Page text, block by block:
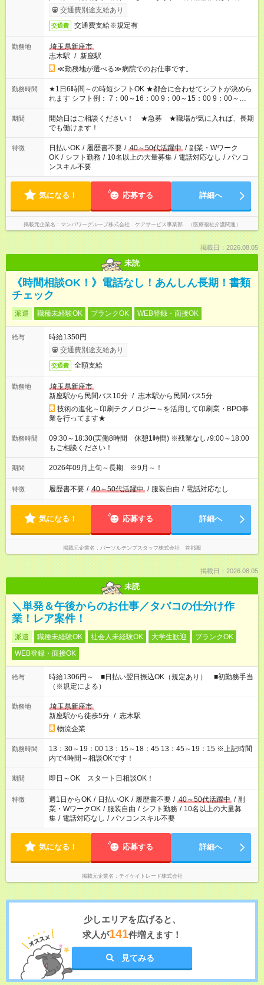
了次第のお支払いとなります。
交通費別途支給あり
交通費 交通費支給※規定有
勤務地
埼玉県新座市
志木駅 / 新座駅
≪勤務地が選べる≫病院でのお仕事です。
勤務時間
★1日6時間～の時短シフトOK ★都合に合わせてシフトが決めら
れます シフト例： 7：00～16：00 9：00～15：00 9：00～
18：00 11：00～20：00 など ※Wワークの場合、他のお仕事と
合わせ週40時間超の就業はご案内できません ※法令に基づき、
週20時間以上勤務は社会保険への加入対象となります ※労働者
派遣法（日雇い派遣の原則禁止）により、短時間・短期間の就
業はご案内が難しい場合があります
期間
開始日はご相談ください！ ★急募 ★職場が気に入れば、長期
でも働けます！
特徴 日払いOK / 履歴書不要 / 40～50代活躍中 / 副業・Wワーク
OK / シフト勤務 / 10名以上の大量募集 / 電話対応なし / パソコ
ンスキル不要
気になる！ 応募する 詳細へ
掲載元企業名 マンパワーグループ株式会社 ケアサービス事業部 （医療福祉介護関連）
掲載日：2026.08.05
未読
《時間相談OK！》電話なし！あんしん長期！書類
チェック
派遣 職種未経験OK ブランクOK WEB登録・面接OK
給与
時給1350円
交通費別途支給あり
交通費 全額支給
勤務地
埼玉県新座市
新座駅から民間バス10分 / 志木駅から民間バス5分
技術の進化～印刷テクノロジー～を活用して印刷業・BPO事
業を行ってます★
勤務時間
09:30～18:30(実働8時間 休憩1時間) ※残業なし♪9:00～18:00
もご相談ください！
期間 2026年09月上旬～長期 ※9月～！
特徴 履歴書不要 / 40～50代活躍中 / 服装自由 / 電話対応なし
気になる！ 応募する 詳細へ
掲載元企業名 パーソルテンプスタッフ株式会社 首都圏
掲載日：2026.08.05
未読
＼単発＆午後からのお仕事／タバコの仕分け作
業！レア案件！
派遣 職種未経験OK 社会人未経験OK 大学生歓迎
ブランクOK
WEB登録・面接OK
給与
時給1306円～ ■日払い翌日振込OK（規定あり） ■初勤務手当
（※規定による）
勤務地
埼玉県新座市
新座駅から徒歩5分 / 志木駅
物流企業
勤務時間
13：30～19：00 13：15～18：45 13：45～19：15 ※上記時間
内で4時間～相談OKです！
期間 即日～OK スタート日相談OK！
特徴 週1日からOK / 日払いOK / 履歴書不要 / 40～50代活躍中 / 副
業・WワークOK / 服装自由 / シフト勤務 / 10名以上の大量募
集 / 電話対応なし / パソコンスキル不要
気になる！ 応募する 詳細へ
掲載元企業名 テイケイトレード株式会社
少しエリアを広げると、
求人が141件増えます！
見てみる